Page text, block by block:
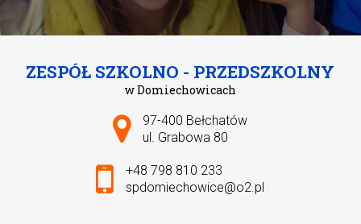
ZESPÓŁ SZKOLNO - PRZEDSZKOLNY
w Domiechowicach
Adres pocztowy:
97-400 Bełchatów
ul. Grabowa 80
+48 798 810 233
spdomiechowice@o2.pl